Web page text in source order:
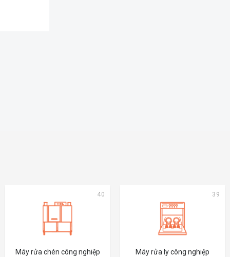
Máy rửa chén công nghiệp
40
Máy rửa ly công nghiệp
39